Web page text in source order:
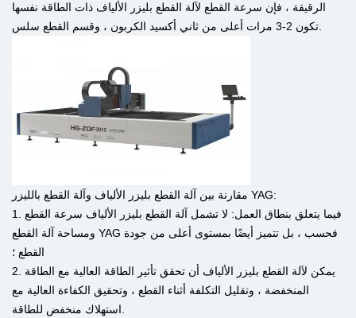
الرقيقة ، فإن سرعة القطع لآلة القطع بليزر الألياف ذات الطاقة نفسها
مقارنة بين آلة القطع بليزر الألياف وآلة القطع بالليزر YAG:
1. فيما يتعلق بنطاق العمل: لا تشمل آلة القطع بليزر الألياف سرعة القطع
ومساحة آلة القطع YAG فحسب ، بل تتميز أيضًا بمستوى أعلى من جودة
القطع ؛
2. يمكن لآلة القطع بليزر الألياف أن تحقق تأثير الطاقة العالية مع الطاقة
المنخفضة ، وتقليل التكلفة أثناء القطع ، وتحقيق الكفاءة العالية مع